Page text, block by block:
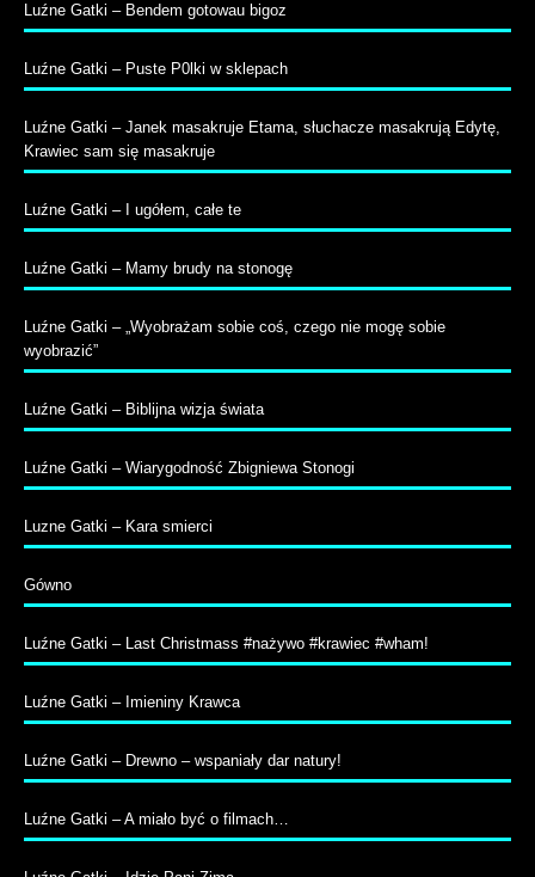
Luźne Gatki – Bendem gotowau bigoz
Luźne Gatki – Puste P0lki w sklepach
Luźne Gatki – Janek masakruje Etama, słuchacze masakrują Edytę,
Krawiec sam się masakruje
Luźne Gatki – I ugółem, całe te
Luźne Gatki – Mamy brudy na stonogę
Luźne Gatki – „Wyobrażam sobie coś, czego nie mogę sobie
wyobrazić”
Luźne Gatki – Biblijna wizja świata
Luźne Gatki – Wiarygodność Zbigniewa Stonogi
Luzne Gatki – Kara smierci
Gówno
Luźne Gatki – Last Christmass #nażywo #krawiec #wham!
Luźne Gatki – Imieniny Krawca
Luźne Gatki – Drewno – wspaniały dar natury!
Luźne Gatki – A miało być o filmach…